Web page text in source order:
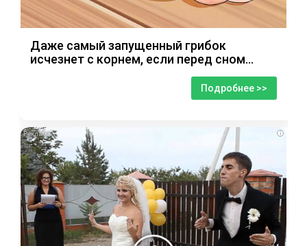
Даже самый запущенный грибок
исчезнет с корнем, если перед сном…
Подробнее >>
i